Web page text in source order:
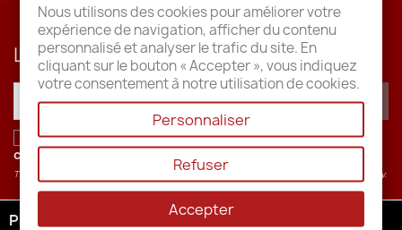
Lettre d'informations
J'accepte les conditions générales et lapolitique de
confidentialité
This site is protected by recaptcha and the Google apply.
PRODUITS 
Nous utilisons des cookies pour améliorer votre
expérience de navigation, afficher du contenu
personnalisé et analyser le trafic du site. En
cliquant sur le bouton « Accepter », vous indiquez
votre consentement à notre utilisation de cookies.
Personnaliser
Refuser
Accepter